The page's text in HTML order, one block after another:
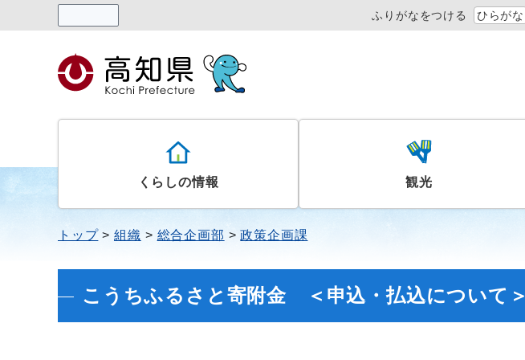
ふりがなをつける ひらがな
くらしの情報 観光
トップ 組織 総合企画部 政策企画課
こうちふるさと寄附金 ＜申込・払込について＞